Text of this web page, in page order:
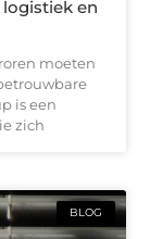
en
moeten
is een
zich
BLOG